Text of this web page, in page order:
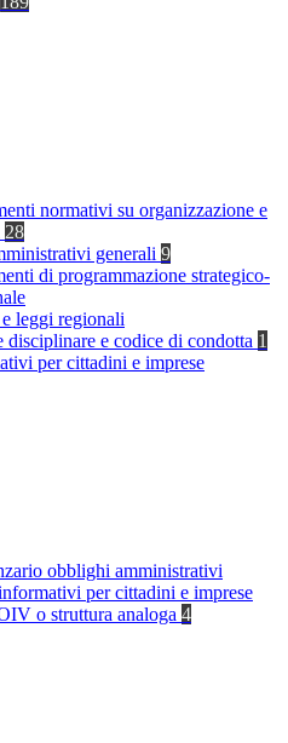
normativi su organizzazione e
28
generali 9
di programmazione strategico-
leggi regionali
disciplinare e codice di condotta 1
per cittadini e imprese
obblighi amministrativi
per cittadini e imprese
o struttura analoga 4